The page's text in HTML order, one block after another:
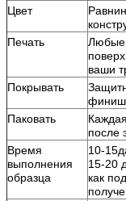
Цвет
Печать
Любые
ваши
Покрывать
финиш
Паковать
после
Время
выполнения
образца
10-
15-20
как